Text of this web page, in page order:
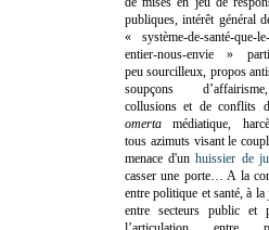
publiques, intérêt général
« système-de-santé-que-
entier-nous-envie »
peu sourcilleux, propos
soupçons
collusions et de conflits
omertamédiatique,
tous azimuts visant le
menace d'unhuissier de
casser une porte… A la
entre politique et santé, à
entre secteurs public et